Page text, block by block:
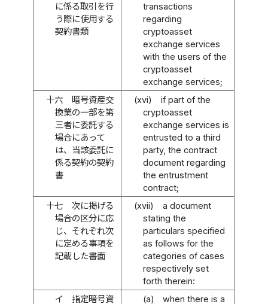
に係る取引を行
う際に使用する
契約書類
transactions
regarding
cryptoasset
exchange services
with the users of the
cryptoasset
exchange services;
十六
暗号資産交
換業の一部を第
三者に委託する
場合にあって
は、当該委託に
係る契約の契約
書
(xvi)
if part of the
cryptoasset
exchange services is
entrusted to a third
party, the contract
document regarding
the entrustment
contract;
十七
次に掲げる
場合の区分に応
じ、それぞれ次
に定める事項を
記載した書面
(xvii)
a document
stating the
particulars specified
as follows for the
categories of cases
respectively set
forth therein:
イ
指定暗号資
(a)
when there is a